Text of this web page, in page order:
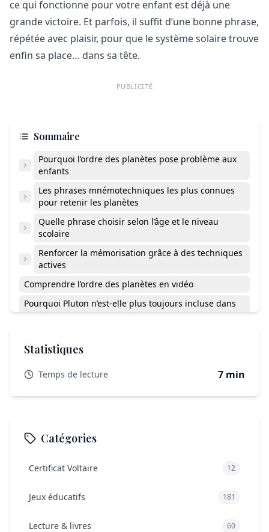
ce qui fonctionne pour votre enfant est déjà une
grande victoire. Et parfois, il suffit d’une bonne phrase,
répétée avec plaisir, pour que le système solaire trouve
enfin sa place… dans sa tête.
PUBLICITÉ
Sommaire
Pourquoi l’ordre des planètes pose problème aux
enfants
Les phrases mnémotechniques les plus connues
pour retenir les planètes
Quelle phrase choisir selon l’âge et le niveau
scolaire
Renforcer la mémorisation grâce à des techniques
actives
Comprendre l’ordre des planètes en vidéo
Pourquoi Pluton n’est-elle plus toujours incluse dans
les phrases ?
Retenir l’ordre des planètes, vraiment à la portée de
Statistiques
Temps de lecture 7 min
Catégories
Certificat Voltaire 12
Jeux éducatifs 181
Lecture & livres 60